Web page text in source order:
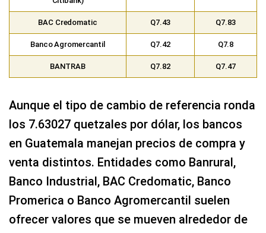
BAC Credomatic Q7.43 Q7.83
Banco Agromercantil Q7.42 Q7.8
BANTRAB Q7.82 Q7.47
Aunque el tipo de cambio de referencia ronda
los 7.63027 quetzales por dólar, los bancos
en Guatemala manejan precios de compra y
venta distintos. Entidades como Banrural,
Banco Industrial, BAC Credomatic, Banco
Promerica o Banco Agromercantil suelen
ofrecer valores que se mueven alrededor de